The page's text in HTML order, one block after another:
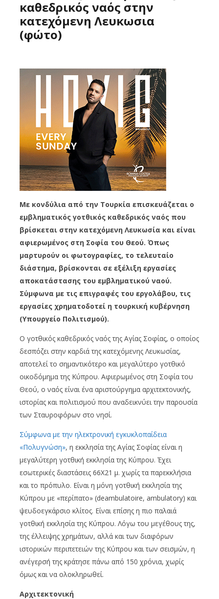
καθεδρικός ναός στην
κατεχόμενη Λευκωσια
(φώτο)
Με κονδύλια από την Τουρκία επισκευάζεται ο
εμβληματικός γοτθικός καθεδρικός ναός που
βρίσκεται στην κατεχόμενη Λευκωσία και είναι
αφιερωμένος στη Σοφία του Θεού. Όπως
μαρτυρούν οι φωτογραφίες, το τελευταίο
διάστημα, βρίσκονται σε εξέλιξη εργασίες
αποκατάστασης του εμβληματικού ναού.
Σύμφωνα με τις επιγραφές του εργολάβου, τις
εργασίες χρηματοδοτεί η τουρκική κυβέρνηση
(Υπουργείο Πολιτισμού).
Ο γοτθικός καθεδρικός ναός της Αγίας Σοφίας, ο οποίος
δεσπόζει στην καρδιά της κατεχόμενης Λευκωσίας,
αποτελεί το σημαντικότερο και μεγαλύτερο γοτθικό
οικοδόμημα της Κύπρου. Αφιερωμένος στη Σοφία του
Θεού, ο ναός είναι ένα αριστούργημα αρχιτεκτονικής,
ιστορίας και πολιτισμού που αναδεικνύει την παρουσία
των Σταυροφόρων στο νησί.
Σύμφωνα με την ηλεκτρονική εγκυκλοπαίδεια
«Πολυγνώση», η εκκλησία της Αγίας Σοφίας είναι η
μεγαλύτερη γοτθική εκκλησία της Κύπρου. Έχει
εσωτερικές διαστάσεις 66Χ21 μ. χωρίς τα παρεκκλήσια
και το πρόπυλο. Είναι η μόνη γοτθική εκκλησία της
Κύπρου με «περίπατο» (deambulatoire, ambulatory) και
ψευδοεγκάρσιο κλίτος. Είναι επίσης η πιο παλαιά
γοτθική εκκλησία της Κύπρου. Λόγω του μεγέθους της,
της έλλειψης χρημάτων, αλλά και των διαφόρων
ιστορικών περιπετειών της Κύπρου και των σεισμών, η
ανέγερσή της κράτησε πάνω από 150 χρόνια, χωρίς
όμως και να ολοκληρωθεί.
Αρχιτεκτονική